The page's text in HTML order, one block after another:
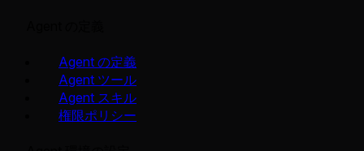
Agent の定義
Agent ツール
Agent スキル
権限ポリシー